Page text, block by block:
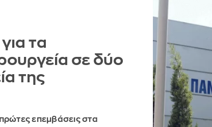
τα
σε δύο
της
επεμβάσεις στα